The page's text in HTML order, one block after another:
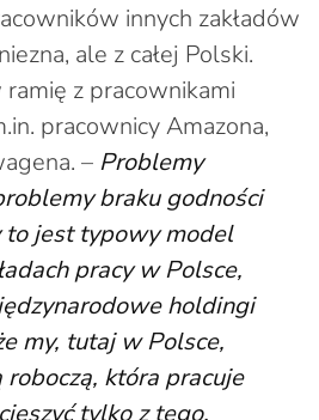
innych zakładów
ale z całej Polski.
z pracownikami
pracownicy Amazona,
– Problemy
braku godności
to jest typowy model
pracy w Polsce,
holdingi
my, tutaj w Polsce,
która pracuje
tylko z tego,